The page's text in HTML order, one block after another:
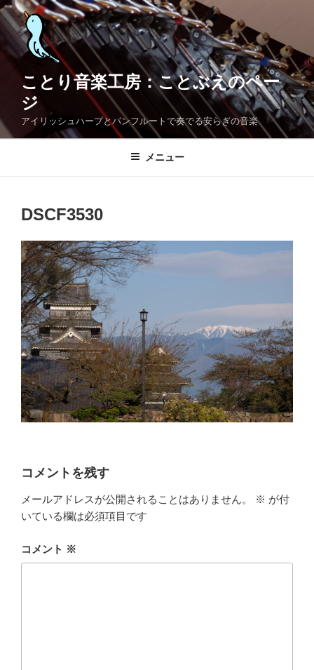
コ
ン
テ
キ
ッ
ことり音楽工房：ことぶえのペー
ジ
アイリッシュハープとパンフルートで奏でる安らぎの音楽
メニュー
DSCF3530
コメントを残す
メールアドレスが公開されることはありません。 ※ が付
いている欄は必須項目です
コメント ※